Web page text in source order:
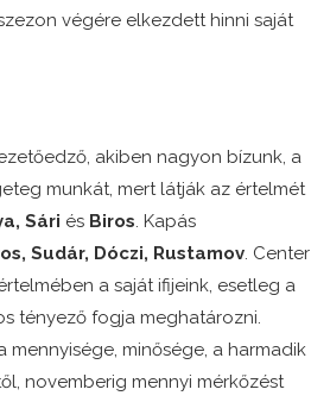
végére elkezdett hinni saját
akiben nagyon bízunk, a
munkát, mert látják az értelmét
Sári és Biros. Kapás
Sudár, Dóczi, Rustamov. Center
a saját ifijeink, esetleg a
tényező fogja meghatározni.
minősége, a harmadik
novemberig mennyi mérkőzést